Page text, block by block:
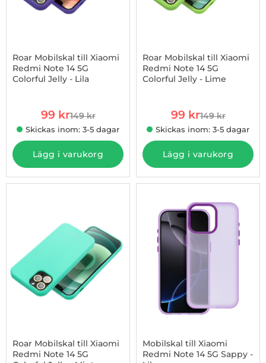
Roar Mobilskal till Xiaomi
Redmi Note 14 5G
Colorful Jelly - Lila
rea pris
99 krtidigare pris
149 kr
Skickas inom: 3-5 dagar
Lägg i varukorg
Roar Mobilskal till Xiaomi
Redmi Note 14 5G
Colorful Jelly - Lime
rea pris
99 krtidigare pris
149 kr
Skickas inom: 3-5 dagar
Lägg i varukorg
Roar Mobilskal till Xiaomi
Redmi Note 14 5G
Mobilskal till Xiaomi
Redmi Note 14 5G Sappy -